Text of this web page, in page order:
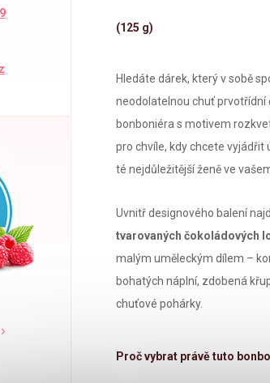
(125 g)
Hledáte dárek, který v sobě
neodolatelnou chuť prvotřídní
bonboniéra s motivem
pro chvíle, kdy chcete vyjádřit
té nejdůležitější ženě ve
Uvnitř designového balení
tvarovaných čokoládových
malým uměleckým dílem –
bohatých náplní, zdobená
chuťové pohárky.
Proč vybrat právě tuto